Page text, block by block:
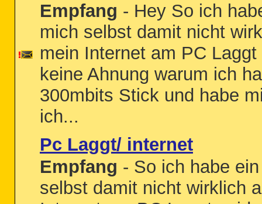
Empfang - Hey So ich
mich selbst damit nicht
mein Internet am PC
keine Ahnung warum ich
300mbits Stick und habe
ich...
Pc Laggt/ internet
Empfang - So ich habe
selbst damit nicht wirklich